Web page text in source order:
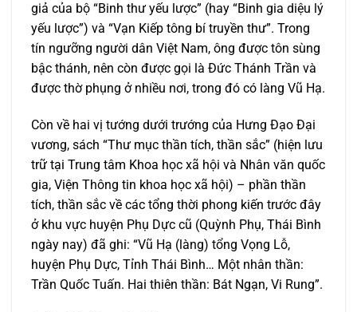
giả của bộ “Binh thư yếu lược” (hay “Binh gia diệu lý
yếu lược”) và “Vạn Kiếp tông bí truyền thư”. Trong
tín ngưỡng người dân Việt Nam, ông được tôn sùng
bậc thánh, nên còn được gọi là Đức Thánh Trần và
được thờ phụng ở nhiều nơi, trong đó có làng Vũ Hạ.
Còn về hai vị tướng dưới trướng của Hưng Đạo Đại
vương, sách “Thư mục thần tích, thần sắc” (hiện lưu
trữ tại Trung tâm Khoa học xã hội và Nhân văn quốc
gia, Viện Thông tin khoa học xã hội) – phần thần
tích, thần sắc về các tổng thời phong kiến trước đây
ở khu vực huyện Phụ Dực cũ (Quỳnh Phụ, Thái Bình
ngày nay) đã ghi: “Vũ Hạ (làng) tổng Vọng Lỗ,
huyện Phụ Dực, Tỉnh Thái Bình… Một nhân thần:
Trần Quốc Tuấn. Hai thiên thần: Bát Ngạn, Vi Rung”.